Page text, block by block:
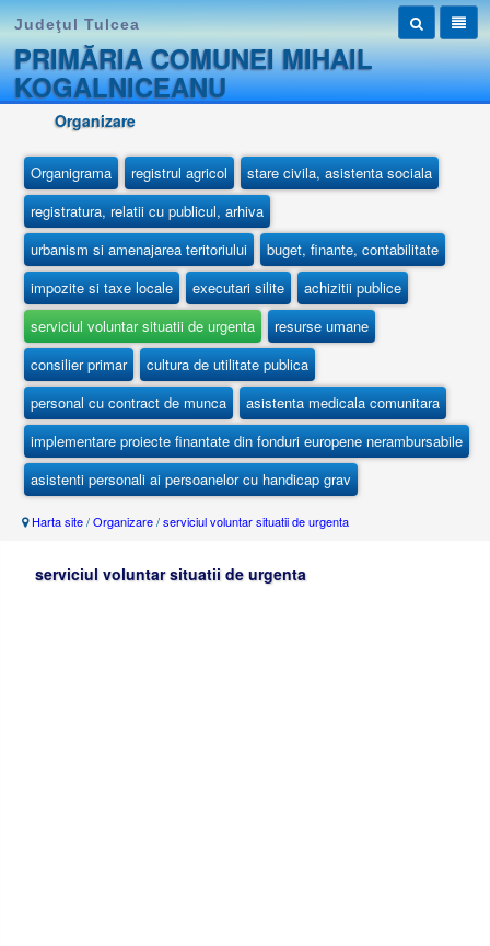
Judeţul Tulcea
PRIMĂRIA COMUNEI MIHAIL
KOGALNICEANU
Organizare
Organigrama registrul agricol
stare civila, asistenta sociala
registratura, relatii cu publicul, arhiva
urbanism si amenajarea teritoriului
buget, finante, contabilitate
impozite si taxe locale
executari silite
achizitii publice
serviciul voluntar situatii de urgenta
resurse umane
consilier primar
cultura de utilitate publica
personal cu contract de munca
asistenta medicala comunitara
implementare proiecte finantate din fonduri europene nerambursabile
asistenti personali ai persoanelor cu handicap grav
Harta site/Organizare/serviciul voluntar situatii de urgenta
serviciul voluntar situatii de urgenta